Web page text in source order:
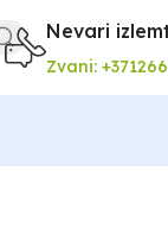
Nevari
Zvani: